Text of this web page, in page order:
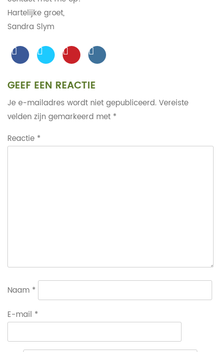
Hartelijke groet,
Sandra Slym
GEEF EEN REACTIE
Je e-mailadres wordt niet gepubliceerd. Vereiste
velden zijn gemarkeerd met *
Reactie *
Naam *
E-mail *